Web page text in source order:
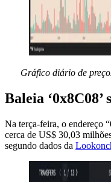
Gráfico diário de
Baleia
Na terça-feira, o
cerca de US$ 30,03
segundo dados da